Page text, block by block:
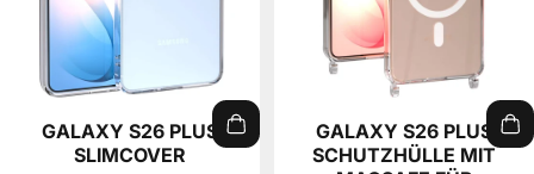
GALAXY S26 PLUS
SLIMCOVER
GALAXY S26 PLUS
SCHUTZHÜLLE MIT